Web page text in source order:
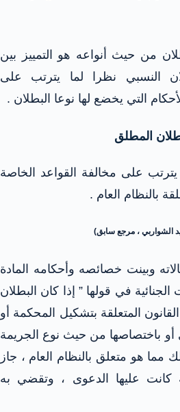
من حيث أنواعه هو التمييز بين
النسبي نظرا لما يترتب على
التي يخضع لها نوعا البطلان .
المطلق
على مخالفة القواعد الخاصة
بالنظام العام .
الشواربي ، مرجع سابق)
وبينت خصائصه وأحكامه المادة
الجنائية في قولها ” إذا كان البطلان
المتعلقة بتشكيل المحكمة أو
أو باختصاصها من حيث نوع الجريمة
مما هو متعلق بالنظام العام ، جاز
كانت عليها الدعوى ، وتقضي به